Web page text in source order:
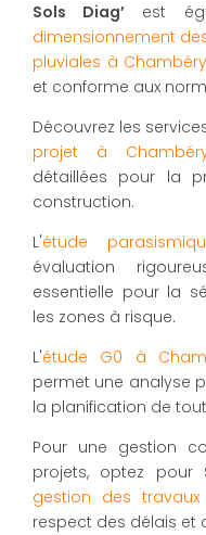
Sols Diag’ est
dimensionnement
pluviales à
et conforme aux
Découvrez les
projet à
détaillées pour la
construction.
L'étude
évaluation
essentielle pour la
les zones à risque.
L'étude G0 à
permet une analyse
la planification de
Pour une gestion
projets, optez pour
gestion des
respect des délais et